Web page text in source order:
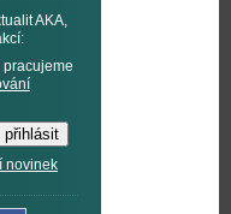
AKA,
novinek